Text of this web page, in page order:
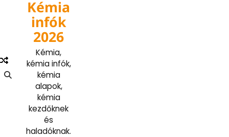
Kémia
infók
2026
Kémia,
kémia infók,
kémia
alapok,
kémia
kezdőknek
és
haladóknak.